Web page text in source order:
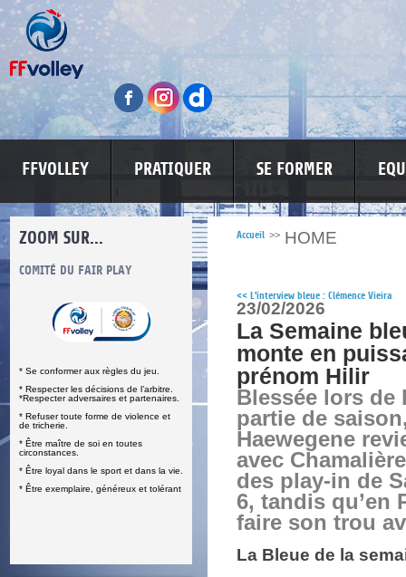
FFVOLLEY PRATIQUER SE FORMER
ZOOM SUR...
COMITÉ DU FAIR PLAY
* Se conformer aux règles du jeu.
* Respecter les décisions de l’arbitre.
*Respecter adversaires et partenaires.
* Refuser toute forme de violence et
de tricherie.
* Être maître de soi en toutes
circonstances.
* Être loyal dans le sport et dans la vie.
* Être exemplaire, généreux et tolérant
LUTTE CONTRE LES VIOLENCES
Accueil >> HOME
<< L'interview bleue : Clémence Vieira
23/02/2026
La Semaine
monte en
prénom Hilir
Blessée lors de
partie de
Haewegene
avec
des play-in de
6, tandis qu’en
faire son trou
La Bleue de la